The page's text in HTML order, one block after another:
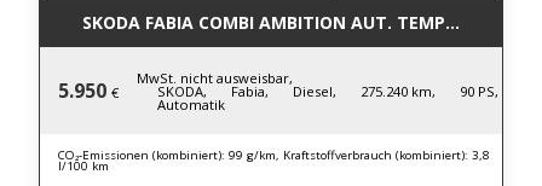
SKODA FABIA COMBI AMBITION AUT.
5.950 €
MwSt. nicht ausweisbar,
SKODA, Fabia, Diesel, 275.240 km, 90 PS,
Automatik
CO₂-Emissionen (kombiniert): 99 g/km, Kraftstoffverbrauch (kombiniert): 3,8
l/100 km